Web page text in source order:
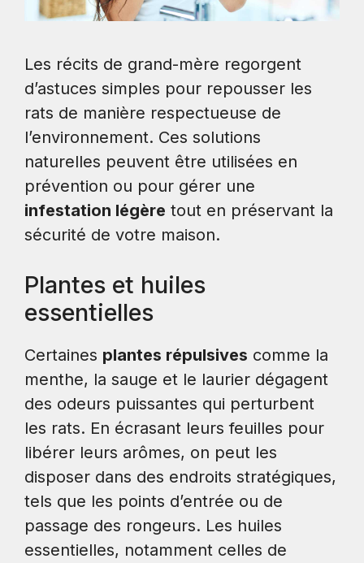
Les récits de grand-mère regorgent
d’astuces simples pour repousser les
rats de manière respectueuse de
l’environnement. Ces solutions
naturelles peuvent être utilisées en
prévention ou pour gérer une
infestation légère tout en préservant la
sécurité de votre maison.
Plantes et huiles
essentielles
Certaines plantes répulsives comme la
menthe, la sauge et le laurier dégagent
des odeurs puissantes qui perturbent
les rats. En écrasant leurs feuilles pour
libérer leurs arômes, on peut les
disposer dans des endroits stratégiques,
tels que les points d’entrée ou de
passage des rongeurs. Les huiles
essentielles, notamment celles de